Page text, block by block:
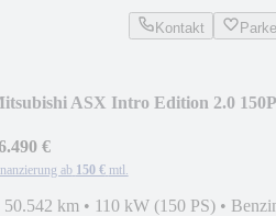
Kontakt
ASX Intro Edition 2.0
€
ab 150 € mtl.
50.542 km • 110 kW (150 PS) •